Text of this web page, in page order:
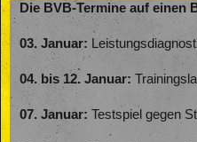
Die BVB-Termine auf einen
03. Januar:
04. bis 12. Januar:
07. Januar: Testspiel gegen